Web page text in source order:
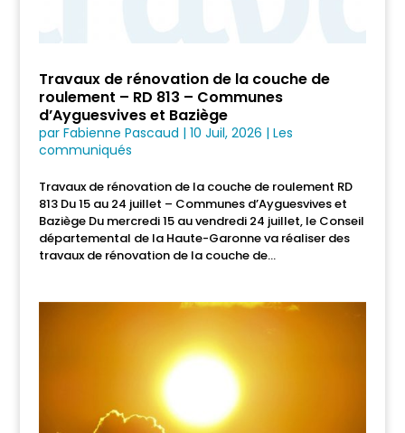
Travaux de rénovation de la couche de
roulement – RD 813 – Communes
d’Ayguesvives et Baziège
par Fabienne Pascaud | 10 Juil, 2026 | Les
communiqués
Travaux de rénovation de la couche de roulement RD
813 Du 15 au 24 juillet – Communes d’Ayguesvives et
Baziège Du mercredi 15 au vendredi 24 juillet, le Conseil
départemental de la Haute-Garonne va réaliser des
travaux de rénovation de la couche de...